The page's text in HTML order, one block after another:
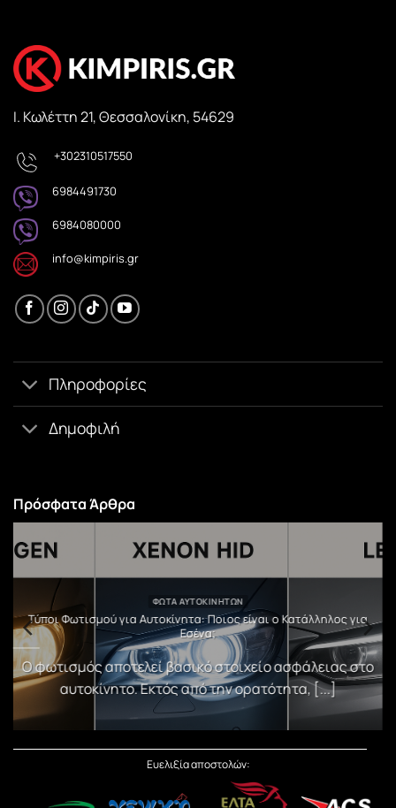
Ι. Κωλέττη 21, Θεσσαλονίκη, 54629
+302310517550
6984491730
6984080000
info@kimpiris.gr
Πληροφορίες
Δημοφιλή
Πρόσφατα Άρθρα
ΦΏΤΑ ΑΥΤΟΚΙΝΉΤΩΝ
Τύποι Φωτισμού για Αυτοκίνητα: Ποιος είναι ο Κατάλληλος για
Εσένα;
Ο φωτισμός αποτελεί βασικό στοιχείο ασφάλειας στο
αυτοκίνητο. Εκτός από την ορατότητα, [...]
Ευελιξία αποστολών: